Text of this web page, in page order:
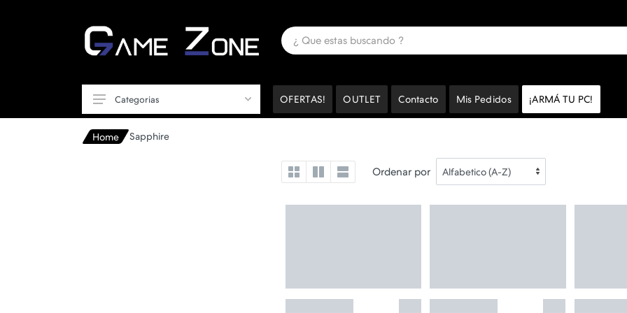
Categorias OFERTAS! OUTLET Contacto Mis Pedidos ¡ARMÁ TU PC!
Home Sapphire
Ordenar por